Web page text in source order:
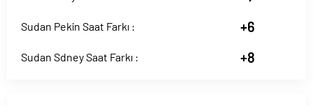
Sudan Pekin Saat Farkı : +6
Sudan Sdney Saat Farkı : +8